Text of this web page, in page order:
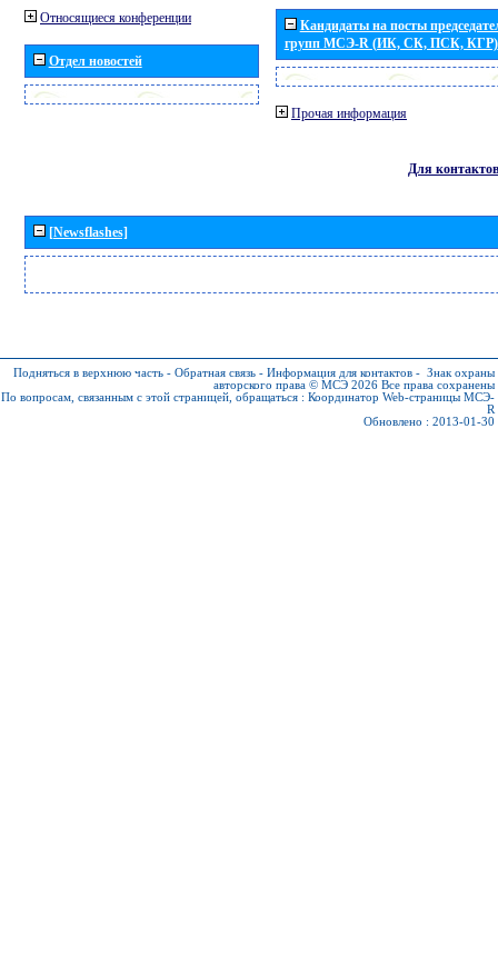
Относящиеся конференции
Отдел новостей
Кандидаты на посты
групп МСЭ-R (ИК, СК, ПСК, КГР)
Прочая информация
Для контактов
[Newsflashes]
Подняться в верхнюю часть - Обратная связь - Информация для контактов - Знак охраны
авторского права © МСЭ 2026 Все права сохранены
По вопросам, связанным с этой страницей, обращаться : Координатор Web-страницы МСЭ-
R
Обновлено : 2013-01-30